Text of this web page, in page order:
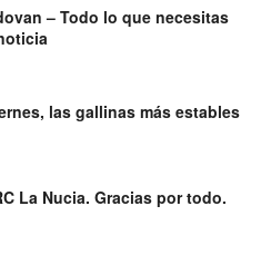
– Todo lo que necesitas
las gallinas más estables
La Nucia. Gracias por todo.